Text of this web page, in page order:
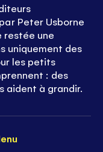
Peter Usborne
restée une
uniquement des
les petits
: des
aident à grandir.